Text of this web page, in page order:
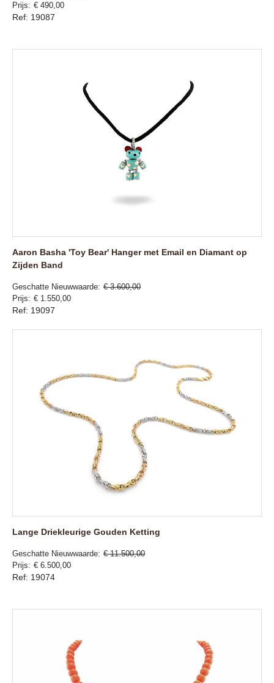
Prijs
€ 490,00
Ref: 19087
Aaron Basha 'Toy Bear' Hanger met Email en Diamant op
Zijden Band
Geschatte Nieuwwaarde € 3.600,00
Prijs
€ 1.550,00
Ref: 19097
Lange Driekleurige Gouden Ketting
Geschatte Nieuwwaarde € 11.500,00
Prijs
€ 6.500,00
Ref: 19074